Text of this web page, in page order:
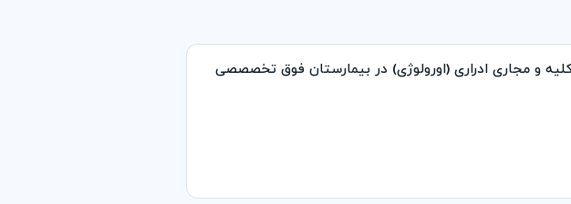
و مجاری ادراری (اورولوژی) در بیمارستان فوق تخصصصی